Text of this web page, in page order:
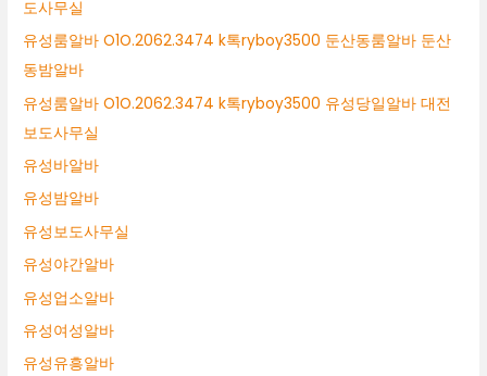
도사무실
유성룸알바 O1O.2062.3474 k톡ryboy3500 둔산동룸알바 둔산
동밤알바
유성룸알바 O1O.2062.3474 k톡ryboy3500 유성당일알바 대전
보도사무실
유성바알바
유성밤알바
유성보도사무실
유성야간알바
유성업소알바
유성여성알바
유성유흥알바